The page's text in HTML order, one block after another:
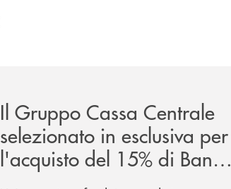
Il Gruppo Cassa Centrale
selezionato in esclusiva per
l'acquisto del 15% di Banca
Cambiano 1884